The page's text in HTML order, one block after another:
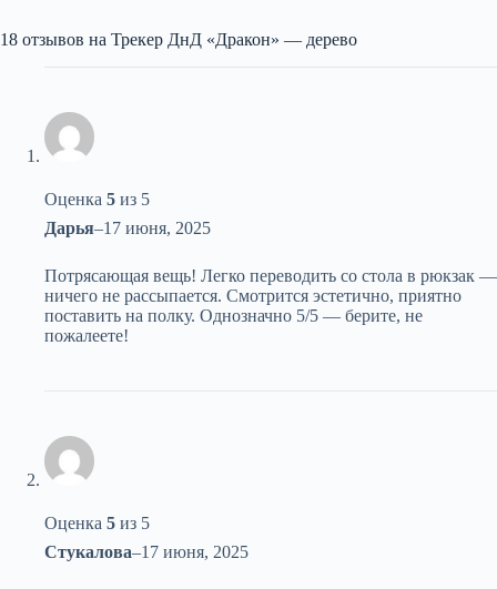
18 отзывов на Трекер ДнД «Дракон» — дерево
Оценка 5 из 5
Дарья–17 июня, 2025
Потрясающая вещь! Легко переводить со стола в рюкзак —
ничего не рассыпается. Смотрится эстетично, приятно
поставить на полку. Однозначно 5/5 — берите, не
пожалеете!
Оценка 5 из 5
Стукалова–17 июня, 2025